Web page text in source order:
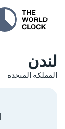
لندن
المملكة المتحدة